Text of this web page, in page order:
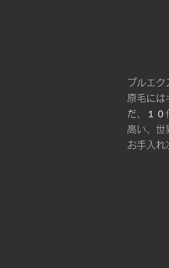
プルエク
原毛には
だ、１０
高い、世
お手入